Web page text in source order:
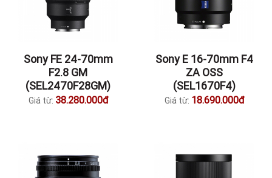
Sony FE 24-70mm
F2.8 GM
(SEL2470F28GM)
Giá từ: 38.280.000đ
Sony E 16-70mm F4
ZA OSS
(SEL1670F4)
Giá từ: 18.690.000đ